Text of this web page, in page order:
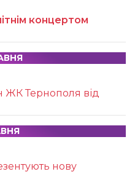
концертом
ЖК Тернополя від
нову